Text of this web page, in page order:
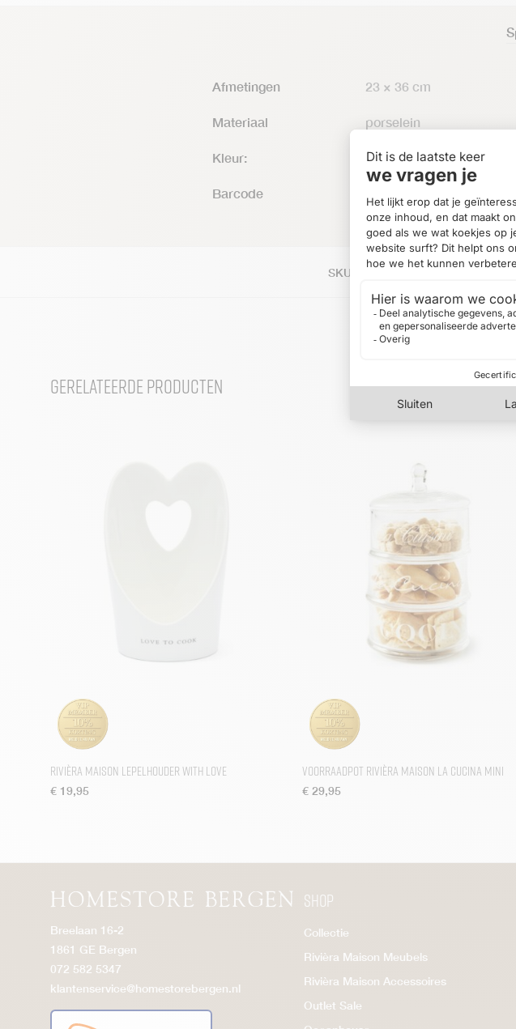
Afmetingen 23 × 36 cm
Materiaal porselein
Kleur: White
Barcode
SKU: Keuken
Gerelateerde producten
Rivièra Maison Lepelhouder With Love
€ 19,95
Voorraadpot Rivièra Maison La Cucina Mini
€ 29,95
Breelaan 16-2
1861 GE Bergen
072 582 5347
klantenservice@homestorebergen.nl
Shop
Collectie
Rivièra Maison Meubels
Rivièra Maison Accessoires
Outlet Sale